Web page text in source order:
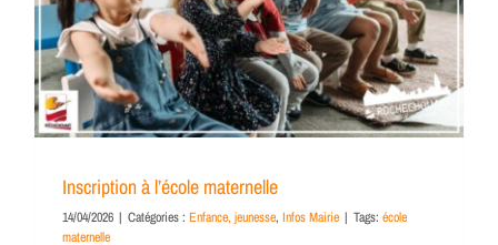
Inscription à l’école maternelle
14/04/2026 | Catégories : Enfance, jeunesse, Infos Mairie | Tags: école
maternelle